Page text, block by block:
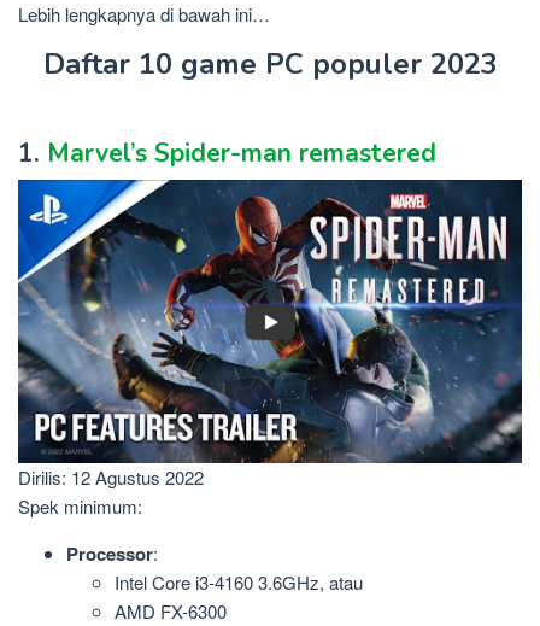
Lebih lengkapnya di bawah ini…
Daftar 10 game PC populer 2023
1. Marvel’s Spider-man remastered
Dirilis: 12 Agustus 2022
Spek minimum:
Processor:
Intel Core i3-4160 3.6GHz, atau
AMD FX-6300